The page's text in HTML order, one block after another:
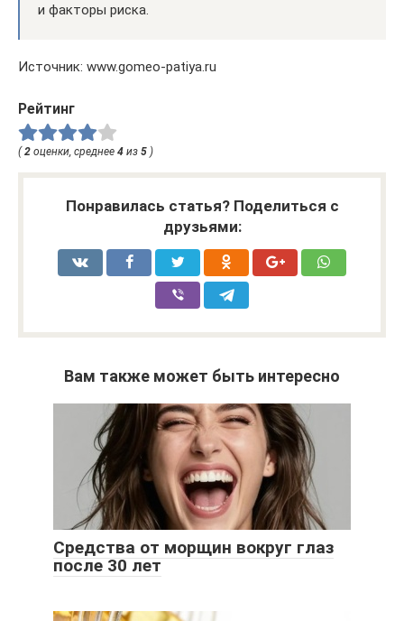
и факторы риска.
Источник: www.gomeo-patiya.ru
Рейтинг
(2 оценки, среднее 4 из 5 )
Понравилась статья? Поделиться с
друзьями:
Вам также может быть интересно
Средства от морщин вокруг глаз
после 30 лет